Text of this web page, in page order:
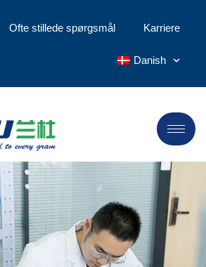
Ofte stillede spørgsmål Karriere
Danish